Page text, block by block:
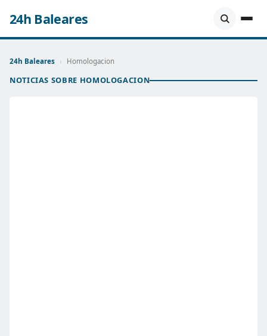
24h Baleares
24h Baleares › Homologacion
NOTICIAS SOBRE HOMOLOGACION